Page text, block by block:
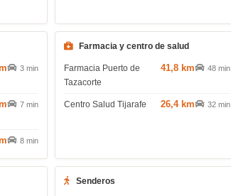
3 min
7 min
8 min
Farmacia y centro de salud
Farmacia Puerto de
Tazacorte
41,8 km 48 min
Centro Salud Tijarafe 26,4 km 32 min
Senderos